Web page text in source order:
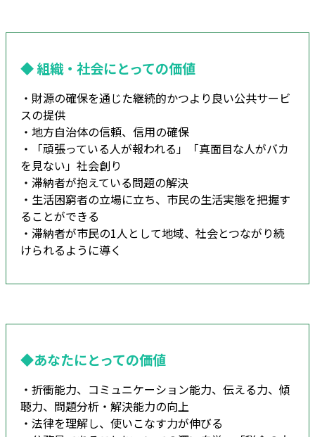
◆ 組織・社会にとっての価値
・財源の確保を通じた継続的かつより良い公共サービ
スの提供
・地方自治体の信頼、信用の確保
・「頑張っている人が報われる」「真面目な人がバカ
を見ない」社会創り
・滞納者が抱えている問題の解決
・生活困窮者の立場に立ち、市民の生活実態を把握す
ることができる
・滞納者が市民の1人として地域、社会とつながり続
けられるように導く
◆あなたにとっての価値
・折衝能力、コミュニケーション能力、伝える力、傾
聴力、問題分析・解決能力の向上
・法律を理解し、使いこなす力が伸びる